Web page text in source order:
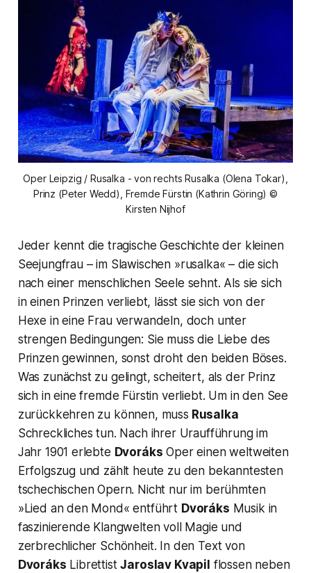
Oper Leipzig / Rusalka - von rechts Rusalka (Olena Tokar),
Prinz (Peter Wedd), Fremde Fürstin (Kathrin Göring) ©
Kirsten Nijhof
Jeder kennt die tragische Geschichte der kleinen
Seejungfrau – im Slawischen »rusalka« – die sich
nach einer menschlichen Seele sehnt. Als sie sich
in einen Prinzen verliebt, lässt sie sich von der
Hexe in eine Frau verwandeln, doch unter
strengen Bedingungen: Sie muss die Liebe des
Prinzen gewinnen, sonst droht den beiden Böses.
Was zunächst zu gelingt, scheitert, als der Prinz
sich in eine fremde Fürstin verliebt. Um in den See
zurückkehren zu können, muss Rusalka
Schreckliches tun. Nach ihrer Uraufführung im
Jahr 1901 erlebte Dvoráks Oper einen weltweiten
Erfolgszug und zählt heute zu den bekanntesten
tschechischen Opern. Nicht nur im berühmten
»Lied an den Mond« entführt Dvoráks Musik in
faszinierende Klangwelten voll Magie und
zerbrechlicher Schönheit. In den Text von
Dvoráks LibrettistJaroslav Kvapil flossen neben